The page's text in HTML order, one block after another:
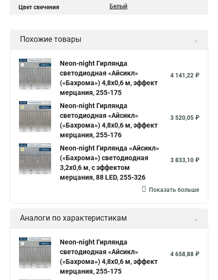
Цвет свечения Белый
Похожие товары
Neon-night Гирлянда
светодиодная «Айсикл»
(«Бахрома») 4,8х0,6 м, эффект
мерцания, 255-175
4 141,22 ₽
Neon-night Гирлянда
светодиодная «Айсикл»
(«Бахрома») 4,8х0,6 м, эффект
мерцания, 255-176
3 520,05 ₽
Neon-night Гирлянда «Айсикл»
(«Бахрома») светодиодная
3,2х0,6 м, с эффектом
мерцания, 88 LED, 255-326
3 833,10 ₽
Показать больше
Аналоги по характеристикам
Neon-night Гирлянда
светодиодная «Айсикл»
(«Бахрома») 4,8х0,6 м, эффект
мерцания, 255-175
4 658,88 ₽